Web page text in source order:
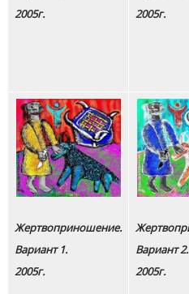
2005г.
2005г.
Жертвоприношение.
Вариант 1.
2005г.
Вариант 2.
2005г.